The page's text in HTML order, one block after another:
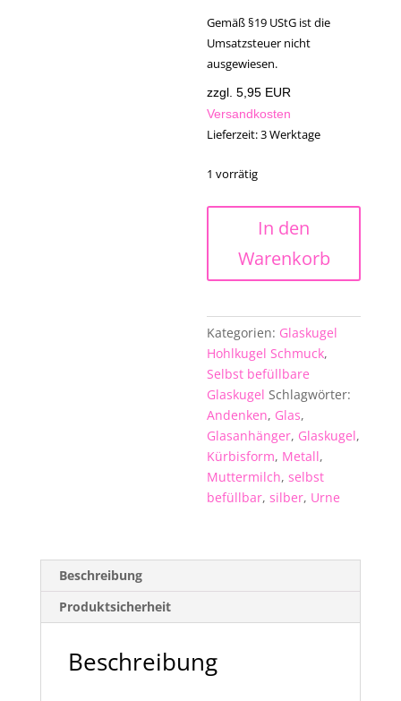
Gemäß §19 UStG ist die
Umsatzsteuer nicht
ausgewiesen.
zzgl. 5,95 EUR
Versandkosten
Lieferzeit:3 Werktage
1 vorrätig
BEFÜLLBAR
Glaskugel
Kette
silber
gold
buddha
Kürbis
Feng
shui
silber
Menge
In den
Warenkorb
Kategorien: Glaskugel
Hohlkugel Schmuck,
Selbst befüllbare
Glaskugel Schlagwörter:
Andenken, Glas,
Glasanhänger, Glaskugel,
Kürbisform, Metall,
Muttermilch,selbst
befüllbar,silber, Urne
Beschreibung
Produktsicherheit
Beschreibung